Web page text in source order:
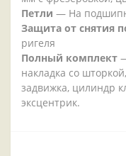
Петли — На
Защита от снятия
ригеля
Полный комплект
накладка со
задвижка, цилиндр
эксцентрик.